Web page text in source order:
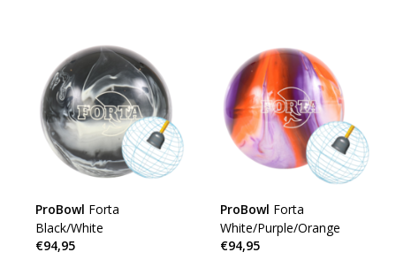
ProBowl Forta
Black/White
€94,95
ProBowl Forta
White/Purple/Orange
€94,95